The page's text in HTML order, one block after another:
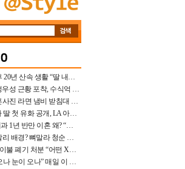
배우 최일순, 이혼 후 20년 산속 생활 “딸 내가 버렸다고 원망‥맘 아파”(특종)[어제TV]
‘혼외자→유부남’ 정우성 근황 포착, 수식억 해킹 피해 후배 만났다 “존경하는”
집 공개 유재석, 결혼사진 라면 냄비 받침대 되고 분노‥가족사진도 피해(놀뭐)[어제TV]
백윤식 손녀+정시아 딸 첫 유화 공개, LA 아트쇼→서울국제조각페스타 작가다운 수준급 실력
유혜리, 배우 이근희과 1년 반만 이혼 왜? “식칼 꽂고 의자 던져” 충격 폭로(특종)[어제TV]
임지연, 그림 같은 발리 배경? 뼈말라 청순 비키니 핏에 상대 안 되네
김성수, ♥박소윤 집 이불 폐기 처분 “어떤 X이랑 썼을지 몰라” 질투(신랑수업2)[어제TV]
44kg 송가인 “비가 오나 눈이 오나” 매일 이 운동, 허벅지 근육량 상승+체지방 감소